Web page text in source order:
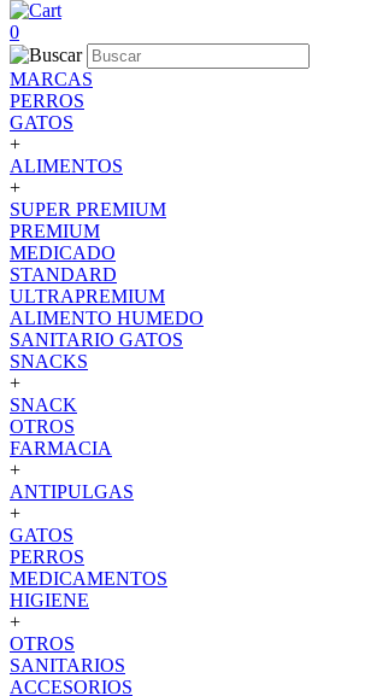
0
MARCAS
PERROS
GATOS
+
ALIMENTOS
+
SUPER PREMIUM
PREMIUM
MEDICADO
STANDARD
ULTRAPREMIUM
ALIMENTO HUMEDO
SANITARIO GATOS
SNACKS
+
SNACK
OTROS
FARMACIA
+
ANTIPULGAS
+
GATOS
PERROS
MEDICAMENTOS
HIGIENE
+
OTROS
SANITARIOS
ACCESORIOS